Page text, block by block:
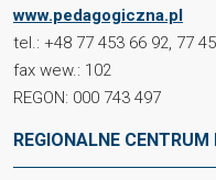
www.pedagogiczna.pl
tel.: +48 77 453 66 92, 77
fax wew.: 102
REGON: 000 743 497
REGIONALNE